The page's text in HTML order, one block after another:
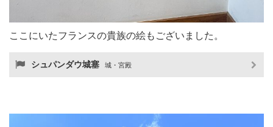
ここにいたフランスの貴族の絵もございました。
シュパンダウ城塞 城・宮殿